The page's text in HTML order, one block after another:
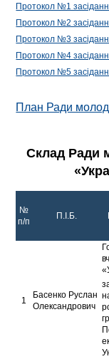
Протокол №1
Протокол №2
Протокол №3
Протокол №4
Протокол №5
План Ради
Склад Ради
№
п/п
П.І.Б.
1
Басенко Руслан
Олександрович